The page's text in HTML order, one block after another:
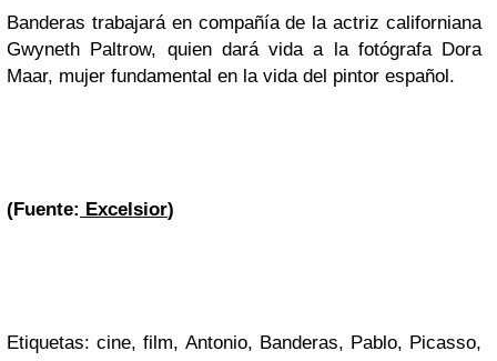
Banderas trabajará en compañía de la actriz californiana
Gwyneth Paltrow, quien dará vida a la fotógrafa Dora
Maar, mujer fundamental en la vida del pintor español.
(Fuente: Excelsior)
Etiquetas: cine, film, Antonio, Banderas, Pablo, Picasso,